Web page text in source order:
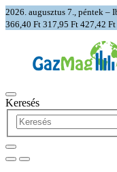
2026. augusztus 7., péntek –
366,40 Ft 317,95 Ft 427,42 Ft
Keresés